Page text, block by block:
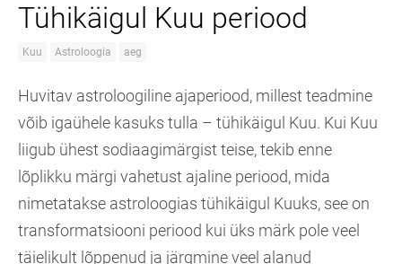
Tühikäigul Kuu periood
Kuu Astroloogia aeg
Huvitav astroloogiline ajaperiood, millest teadmine
võib igaühele kasuks tulla – tühikäigul Kuu. Kui Kuu
liigub ühest sodiaagimärgist teise, tekib enne
lõplikku märgi vahetust ajaline periood, mida
nimetatakse astroloogias tühikäigul Kuuks, see on
transformatsiooni periood kui üks märk pole veel
täielikult lõppenud ja järgmine veel alanud